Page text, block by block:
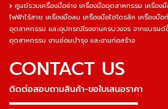
ศูนย์รวมเครื่องมือช่าง เครื่องมืออุตสาหกรรม เครื่อ
ไฟฟ้าไร้สาย เครื่องมือลม เครื่องมือไฮโดรลิค เครื่องมื
อุตสาหกรรม และอุปกรณ์โรงงานครบวงจร จากแบรนด์
อุตสาหกรรม งานซ่อมบำรุง และงานก่อสร้าง
CONTACT US
ติดต่อสอบถามสินค้า-ขอใบเสนอราคา
▬▬▬▬▬▬▬▬▬▬▬▬▬▬▬